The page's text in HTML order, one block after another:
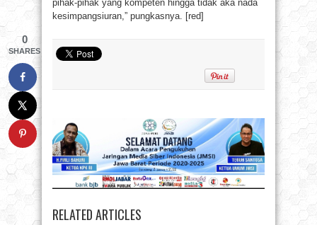
pihak-pihak yang kompeten hingga tidak aka nada
kesimpangsiuran,” pungkasnya. [red]
RELATED ARTICLES
0
SHARES